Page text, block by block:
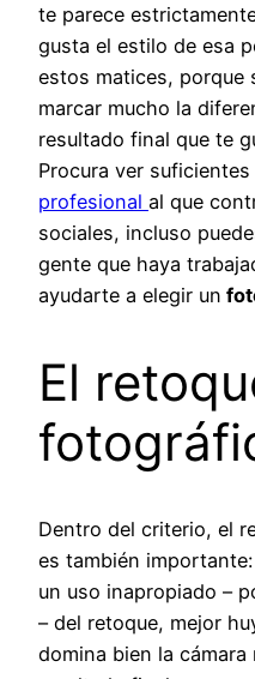
te parece
gusta el estilo de esa
estos matices, porque
marcar mucho la
resultado final que te
Procura ver suficientes
profesional al que
sociales, incluso
gente que haya
ayudarte a elegir un
El
Dentro del criterio, el
es también
un uso inapropiado –
– del retoque, mejor
domina bien la